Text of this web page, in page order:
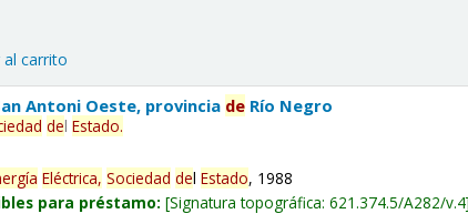
al carrito
Antoni Oeste, provincia de Río Negro
delEstado.
Eléctrica, Sociedad delEstado, 1988
para préstamo: Signatura topográfica:621.374.5/A282/v.4